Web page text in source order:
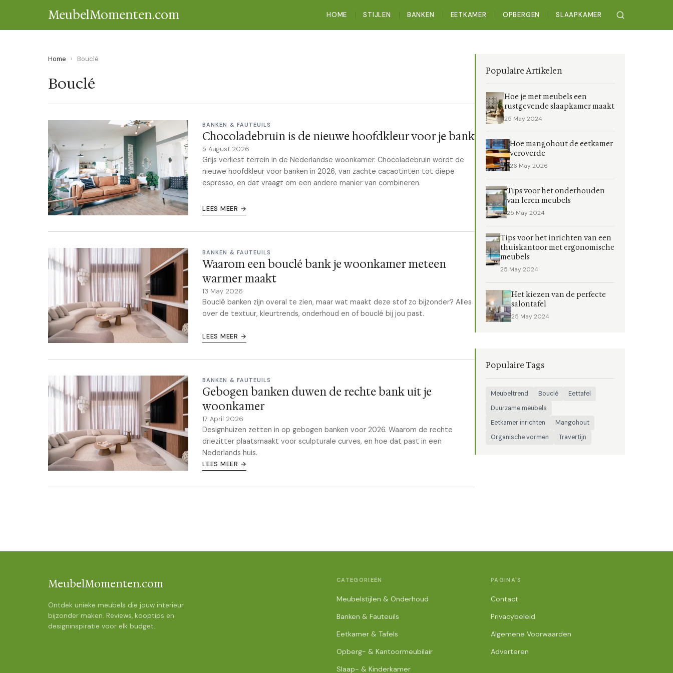
MeubelMomenten.com HOME STIJLEN BANKEN EETKAMER OPBERGEN SLAAPKAMER
Home › Bouclé
Bouclé
BANKEN & FAUTEUILS
Chocoladebruin is de nieuwe hoofdkleur voor je bank
5 August 2026
Grijs verliest terrein in de Nederlandse woonkamer. Chocoladebruin wordt de
nieuwe hoofdkleur voor banken in 2026, van zachte cacaotinten tot diepe
espresso, en dat vraagt om een andere manier van combineren.
LEES MEER →
BANKEN & FAUTEUILS
Waarom een bouclé bank je woonkamer meteen
warmer maakt
13 May 2026
Bouclé banken zijn overal te zien, maar wat maakt deze stof zo bijzonder? Alles
over de textuur, kleurtrends, onderhoud en of bouclé bij jou past.
LEES MEER →
BANKEN & FAUTEUILS
Gebogen banken duwen de rechte bank uit je
woonkamer
17 April 2026
Designhuizen zetten in op gebogen banken voor 2026. Waarom de rechte
driezitter plaatsmaakt voor sculpturale curves, en hoe dat past in een
Nederlands huis.
LEES MEER →
Populaire Artikelen
Hoe je met meubels een
rustgevende slaapkamer maakt
25 May 2024
Hoe mangohout de eetkamer
veroverde
26 May 2026
Tips voor het onderhouden
van leren meubels
25 May 2024
Tips voor het inrichten van een
thuiskantoor met ergonomische
meubels
25 May 2024
Het kiezen van de perfecte
salontafel
25 May 2024
Populaire Tags
Meubeltrend Bouclé
Eettafel
Duurzame meubels
Eetkamer inrichten
Mangohout
Organische vormen
Travertijn
MeubelMomenten.com
Ontdek unieke meubels die jouw interieur
bijzonder maken. Reviews, kooptips en
designinspiratie voor elk budget.
CATEGORIEËN
Meubelstijlen & Onderhoud
Banken & Fauteuils
Eetkamer & Tafels
Opberg- & Kantoormeubilair
Slaap- & Kinderkamer
PAGINA'S
Contact
Privacybeleid
Algemene Voorwaarden
Adverteren